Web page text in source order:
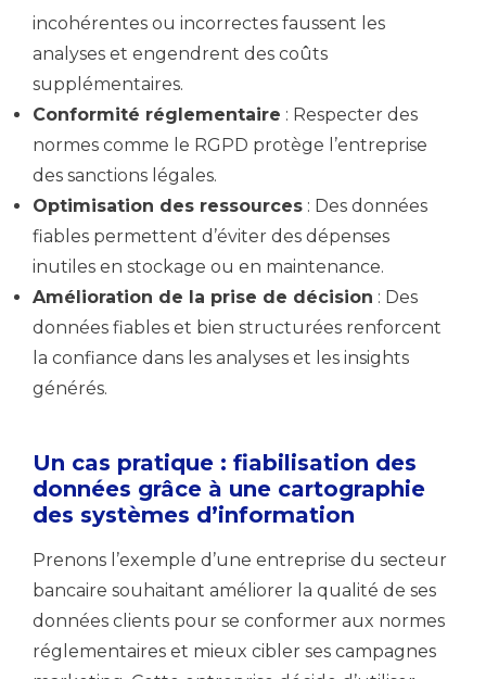
incohérentes ou incorrectes faussent les
analyses et engendrent des coûts
supplémentaires.
Conformité réglementaire : Respecter des
normes comme le RGPD protège l’entreprise
des sanctions légales.
Optimisation des ressources : Des données
fiables permettent d’éviter des dépenses
inutiles en stockage ou en maintenance.
Amélioration de la prise de décision : Des
données fiables et bien structurées renforcent
la confiance dans les analyses et les insights
générés.
Un cas pratique : fiabilisation des
données grâce à une cartographie
des systèmes d’information
Prenons l’exemple d’une entreprise du secteur
bancaire souhaitant améliorer la qualité de ses
données clients pour se conformer aux normes
réglementaires et mieux cibler ses campagnes